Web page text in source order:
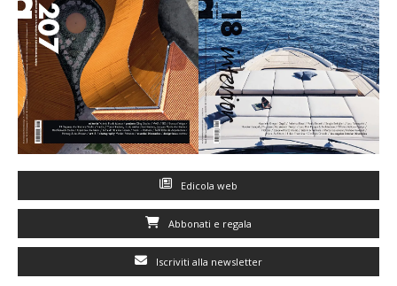
Edicola web
Abbonati e regala
Iscriviti alla newsletter